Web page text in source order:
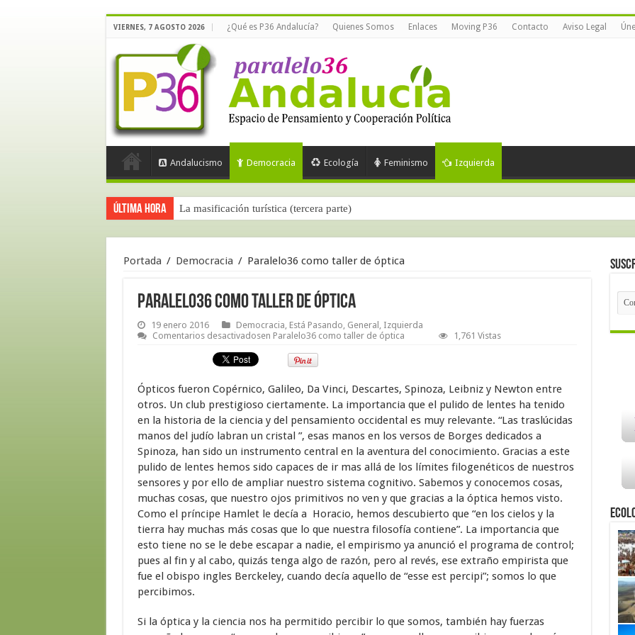
VIERNES, 7 AGOSTO 2026 ¿Qué es P36 Andalucía? Quienes Somos Enlaces Moving P36 Contacto Aviso Legal
Andalucismo Democracia Ecología Feminismo Izquierda
Última hora La masificación turística (tercera parte)
Portada / Democracia / Paralelo36 como taller de óptica
Paralelo36 como taller de óptica
19 enero 2016 Democracia, Está Pasando, General , Izquierda
Comentarios desactivadosen Paralelo36 como taller de óptica 1,761 Vistas
Ópticos fueron Copérnico, Galileo, Da Vinci, Descartes, Spinoza, Leibniz y Newton entre
otros. Un club prestigioso ciertamente. La importancia que el pulido de lentes ha tenido
en la historia de la ciencia y del pensamiento occidental es muy relevante. “Las traslúcidas
manos del judío labran un cristal ”, esas manos en los versos de Borges dedicados a
Spinoza, han sido un instrumento central en la aventura del conocimiento. Gracias a este
pulido de lentes hemos sido capaces de ir mas allá de los límites filogenéticos de nuestros
sensores y por ello de ampliar nuestro sistema cognitivo. Sabemos y conocemos cosas,
muchas cosas, que nuestro ojos primitivos no ven y que gracias a la óptica hemos visto.
Como el príncipe Hamlet le decía a Horacio, hemos descubierto que “en los cielos y la
tierra hay muchas más cosas que lo que nuestra filosofía contiene”. La importancia que
esto tiene no se le debe escapar a nadie, el empirismo ya anunció el programa de control;
pues al fin y al cabo, quizás tenga algo de razón, pero al revés, ese extraño empirista que
fue el obispo ingles Berckeley, cuando decía aquello de “esse est percipi”; somos lo que
percibimos.
Si la óptica y la ciencia nos ha permitido percibir lo que somos, también hay fuerzas